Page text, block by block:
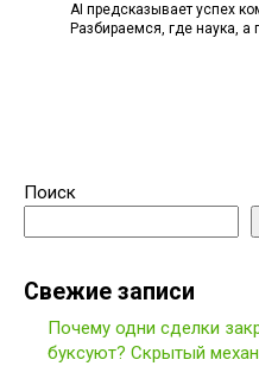
AI предсказывает успех
Разбираемся, где наука, а
Поиск
Свежие записи
Почему одни сделки
буксуют? Скрытый